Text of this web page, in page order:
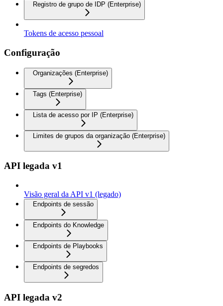
Registro de grupo de IDP (Enterprise)
Tokens de acesso pessoal
Configuração
Organizações (Enterprise)
Tags (Enterprise)
Lista de acesso por IP (Enterprise)
Limites de grupos da organização (Enterprise)
API legada v1
Visão geral da API v1 (legado)
Endpoints de sessão
Endpoints do Knowledge
Endpoints de Playbooks
Endpoints de segredos
API legada v2